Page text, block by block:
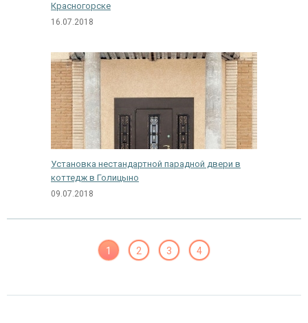
Красногорске
16.07.2018
Установка нестандартной парадной двери в
коттедж в Голицыно
09.07.2018
1 2 3 4